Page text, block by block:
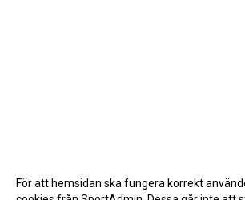
För att hemsidan ska fungera korrekt